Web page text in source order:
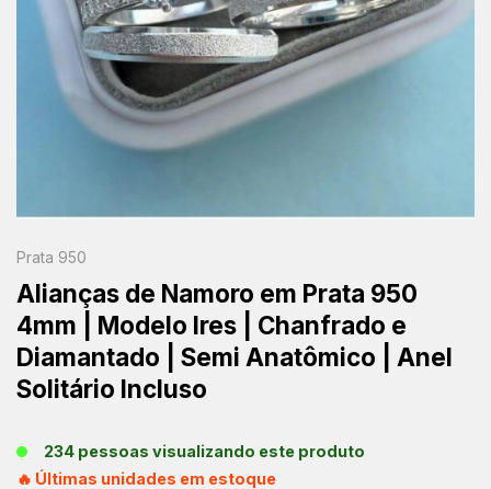
Prata 950
Alianças de Namoro em Prata 950
4mm | Modelo Ires | Chanfrado e
Diamantado | Semi Anatômico | Anel
Solitário Incluso
234 pessoas visualizando este produto
🔥 Últimas unidades em estoque